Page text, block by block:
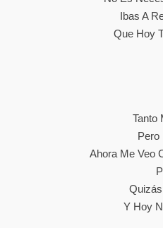
Ibas A
Que Hoy
Tanto
Pero
Ahora Me Veo
Y Hoy